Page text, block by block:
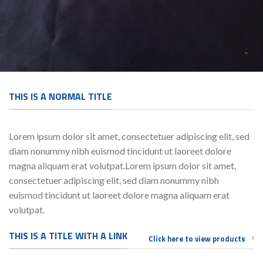
THIS IS A NORMAL TITLE
Lorem ipsum dolor sit amet, consectetuer adipiscing elit, sed
diam nonummy nibh euismod tincidunt ut laoreet dolore
magna aliquam erat volutpat.Lorem ipsum dolor sit amet,
consectetuer adipiscing elit, sed diam nonummy nibh
euismod tincidunt ut laoreet dolore magna aliquam erat
volutpat.
THIS IS A TITLE WITH A LINK Click here to view products